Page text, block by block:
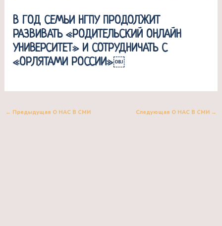
В ГОД СЕМЬИ НГПУ ПРОДОЛЖИТ
РАЗВИВАТЬ «РОДИТЕЛЬСКИЙ ОНЛАЙН
УНИВЕРСИТЕТ» И СОТРУДНИЧАТЬ С
«ОРЛЯТАМИ РОССИИ»￼
← Предыдущая О НАС В СМИ Следующая О НАС В СМИ →